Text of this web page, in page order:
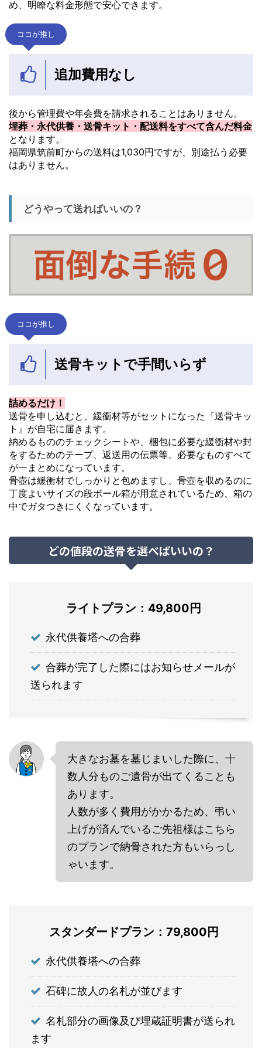
め、明瞭な料金形態で安心できます。
ココが推し
追加費用なし
後から管理費や年会費を請求されることはありません。
埋葬・永代供養・送骨キット・配送料をすべて含んだ料金
となります。
福岡県筑前町からの送料は1,030円ですが、別途払う必要
はありません。
どうやって送ればいいの？
ココが推し
送骨キットで手間いらず
詰めるだけ！
送骨を申し込むと、緩衝材等がセットになった『送骨キッ
ト』が自宅に届きます。
納めるもののチェックシートや、梱包に必要な緩衝材や封
をするためのテープ、返送用の伝票等、必要なものすべて
が一まとめになっています。
骨壺は緩衝材でしっかりと包めますし、骨壺を収めるのに
丁度よいサイズの段ボール箱が用意されているため、箱の
中でガタつきにくくなっています。
どの値段の送骨を選べばいいの？
ライトプラン：49,800円
永代供養塔への合葬
合葬が完了した際にはお知らせメールが
送られます
大きなお墓を墓じまいした際に、十
数人分ものご遺骨が出てくることも
あります。
人数が多く費用がかかるため、弔い
上げが済んでいるご先祖様はこちら
のプランで納骨された方もいらっし
ゃいます。
スタンダードプラン：79,800円
永代供養塔への合葬
石碑に故人の名札が並びます
名札部分の画像及び埋蔵証明書が送られ
ます